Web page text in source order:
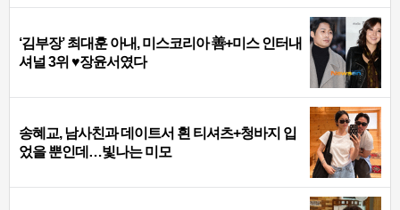
‘김부장’ 최대훈 아내, 미스코리아 善+미스 인터내
셔널 3위 ♥장윤서였다
송혜교, 남사친과 데이트서 흰 티셔츠+청바지 입
었을 뿐인데…빛나는 미모